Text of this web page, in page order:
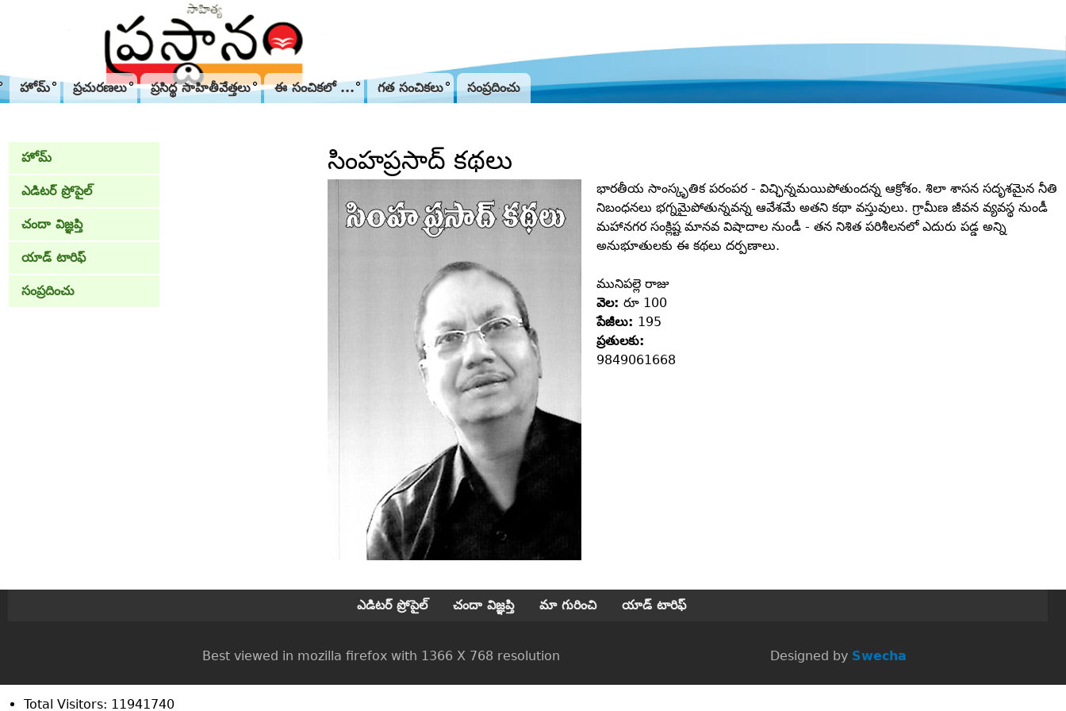
హోమ్ ప్రచురణలు ప్రసిద్థ సాహితీవేత్తలు ఈ సంచికలో ... గత సంచికలు సంప్రదించు
సింహప్రసాద్‌ కథలు
భారతీయ సాంస్కృతిక పరంపర - విచ్ఛిన్నమయిపోతుందన్న ఆక్రోశం. శిలా శాసన సదృశమైన నీతి
నిబంధనలు భగ్నమైపోతున్నవన్న ఆవేశమే అతని కథా వస్తువులు. గ్రామీణ జీవన వ్యవస్థ నుండీ
మహానగర సంక్లిష్ట మానవ విషాదాల నుండీ - తన నిశిత పరిశీలనలో ఎదురు పడ్డ అన్ని
అనుభూతులకు ఈ కథలు దర్పణాలు.
మునిపల్లె రాజు
వెల: రూ 100
పేజీలు: 195
ప్రతులకు:
9849061668
హోమ్
ఎడిటర్ ప్రోపైల్
చందా విజ్ఞప్తి
యాడ్ టారిఫ్
సంప్రదించు
ఎడిటర్ ప్రోపైల్ చందా విజ్ఞప్తి మా గురించి యాడ్ టారిఫ్
Best viewed in mozilla firefox with 1366 X 768 resolution Designed by Swecha
Total Visitors: 11941740